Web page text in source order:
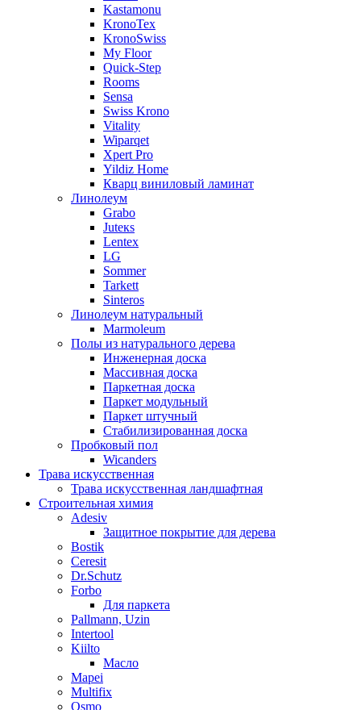
Kastamonu
KronoTex
KronoSwiss
My Floor
Quick-Step
Rooms
Sensa
Swiss Krono
Vitality
Wiparqet
Xpert Pro
Yildiz Home
Кварц виниловый ламинат
Линолеум
Grabo
Juteкs
Lentex
LG
Sommer
Tarkett
Sinteros
Линолеум натуральный
Marmoleum
Полы из натурального дерева
Инженерная доска
Массивная доска
Паркетная доска
Паркет модульный
Паркет штучный
Стабилизированная доска
Пробковый пол
Wicanders
Трава искусственная
Трава искусственная ландшафтная
Строительная химия
Adesiv
Защитное покрытие для дерева
Bostik
Ceresit
Dr.Schutz
Forbo
Для паркета
Pallmann, Uzin
Intertool
Kiilto
Масло
Mapei
Multifix
Osmo